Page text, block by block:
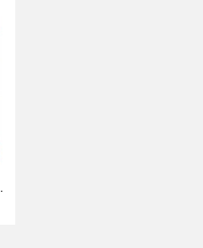
X - продолжение легендарных
уже в продаже!Режим карьеры